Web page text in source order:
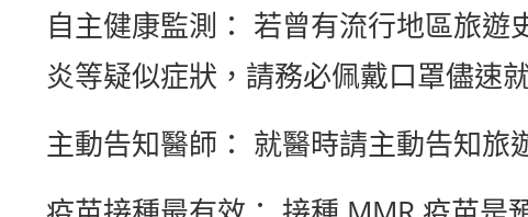
自主健康監測： 若曾有流行地區旅
炎等疑似症狀，請務必佩戴口罩儘速
主動告知醫師： 就醫時請主動告知